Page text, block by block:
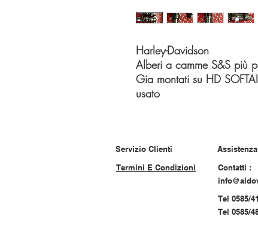
Harley-Davidson
Alberi a camme S&S più
Gia montati su HD
usato
Servizio Clienti
Termini E Condizioni
Assistenza
Contatti :
Tel 0585/
Tel 0585/